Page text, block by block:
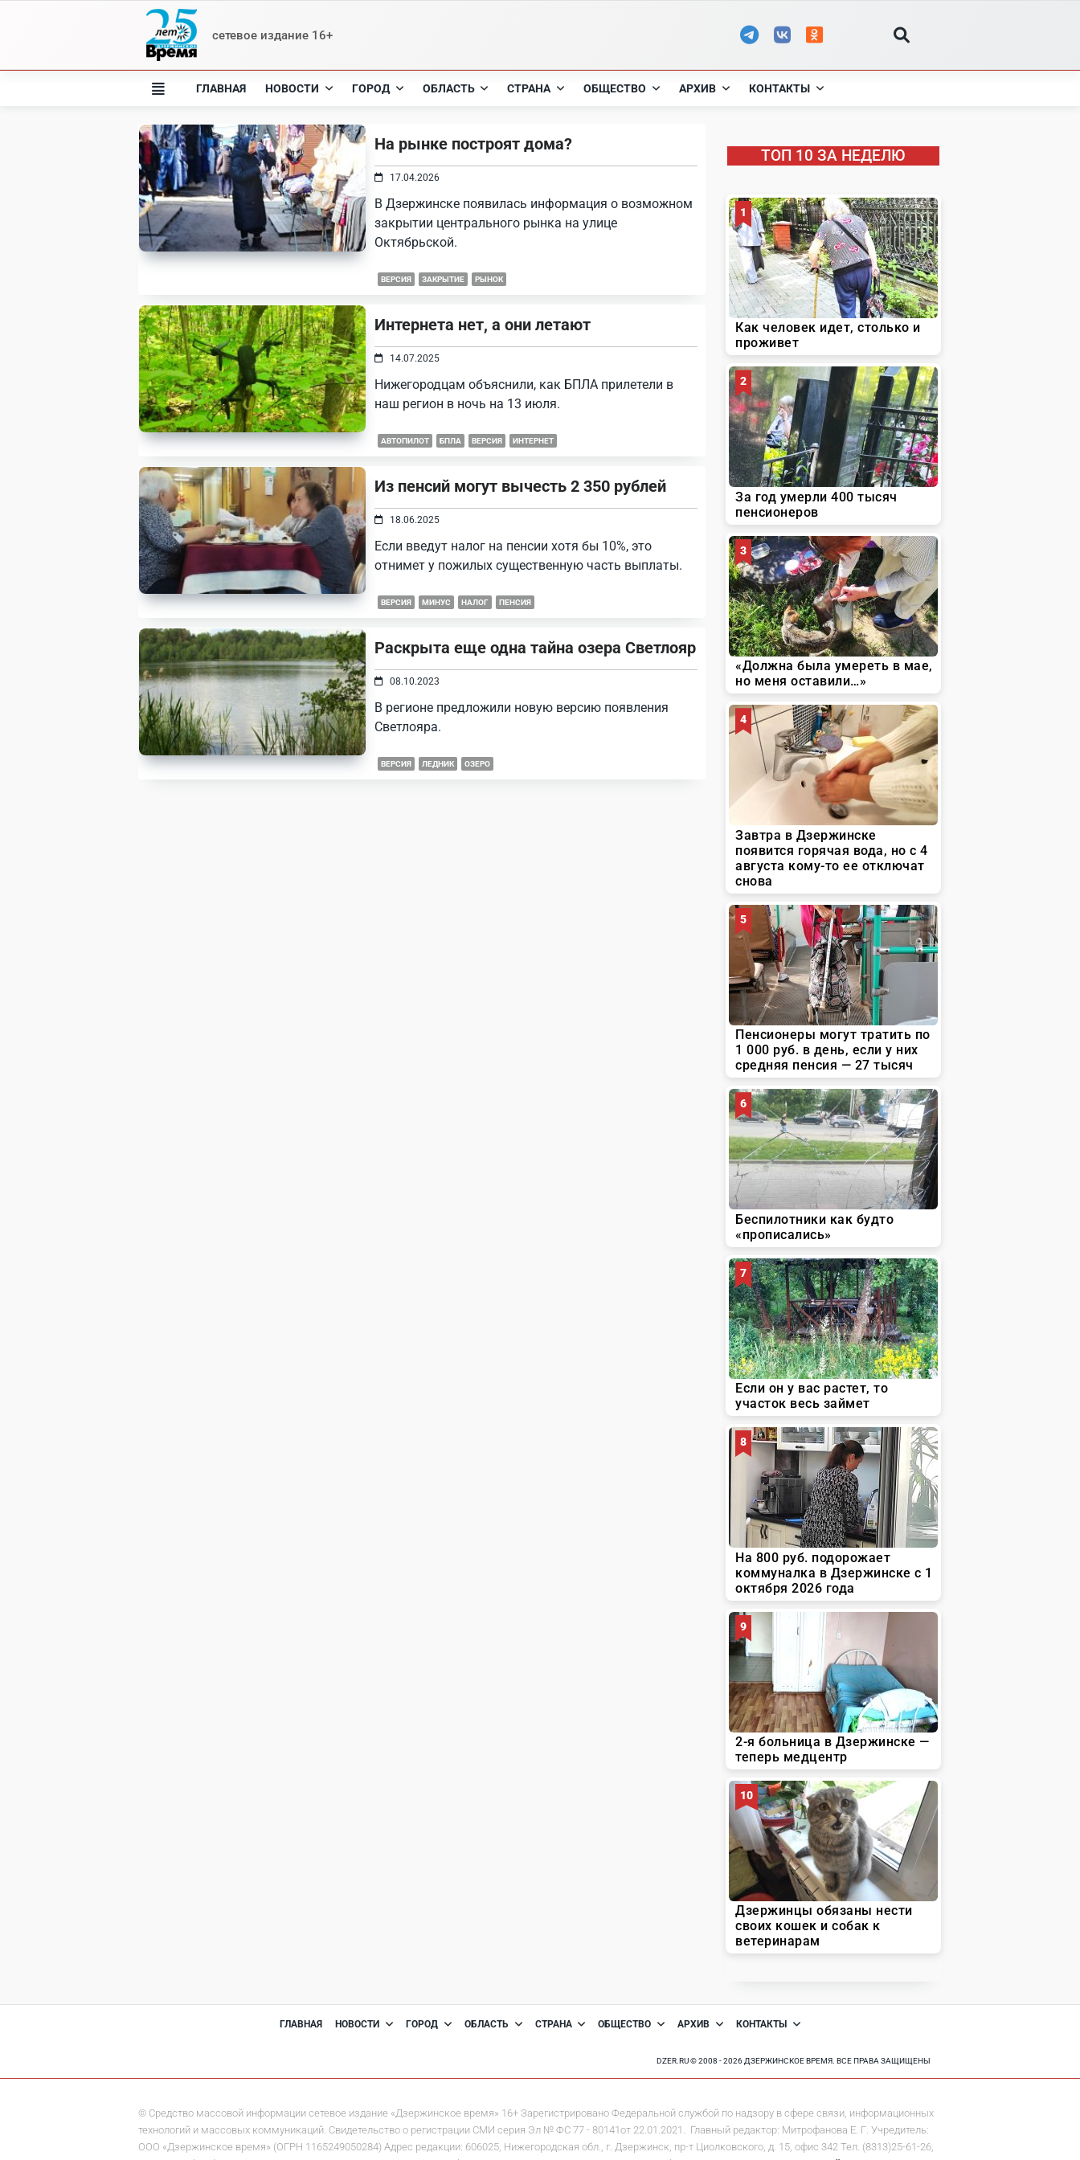
сетевое издание 16+
ГЛАВНАЯ НОВОСТИ ГОРОД ОБЛАСТЬ СТРАНА ОБЩЕСТВО АРХИВ КОНТАКТЫ
На рынке построят дома?
17.04.2026
В Дзержинске появилась информация о возможном
закрытии центрального рынка на улице
Октябрьской.
ВЕРСИЯ ЗАКРЫТИЕ РЫНОК
Интернета нет, а они летают
14.07.2025
Нижегородцам объяснили, как БПЛА прилетели в
наш регион в ночь на 13 июля.
АВТОПИЛОТ БПЛА ВЕРСИЯ ИНТЕРНЕТ
Из пенсий могут вычесть 2 350 рублей
18.06.2025
Если введут налог на пенсии хотя бы 10%, это
отнимет у пожилых существенную часть выплаты.
ВЕРСИЯ МИНУС НАЛОГ ПЕНСИЯ
Раскрыта еще одна тайна озера Светлояр
08.10.2023
В регионе предложили новую версию появления
Светлояра.
ВЕРСИЯ ЛЕДНИК ОЗЕРО
ТОП 10 ЗА НЕДЕЛЮ
ГЛАВНАЯ НОВОСТИ ГОРОД ОБЛАСТЬ СТРАНА ОБЩЕСТВО АРХИВ КОНТАКТЫ
DZER.RU © 2008 - 2026 ДЗЕРЖИНСКОЕ ВРЕМЯ. ВСЕ ПРАВА ЗАЩИЩЕНЫ
© Средство массовой информации сетевое издание «Дзержинское время» 16+ Зарегистрировано Федеральной службой по надзору в сфере связи, информационных
технологий и массовых коммуникаций. Свидетельство о регистрации СМИ серия Эл № ФС 77 - 80141от 22.01.2021. Главный редактор: Митрофанова Е. Г. Учредитель:
ООО «Дзержинское время» (ОГРН 1165249050284) Адрес редакции: 606025, Нижегородская обл., г. Дзержинск, пр-т Циолковского, д. 15, офис 342 Тел. (8313)25-61-26,